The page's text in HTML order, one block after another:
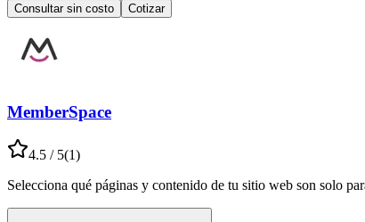
Consultar sin costo Cotizar
MemberSpace
4.5 / 5(1)
Selecciona qué páginas y contenido de tu sitio web son solo